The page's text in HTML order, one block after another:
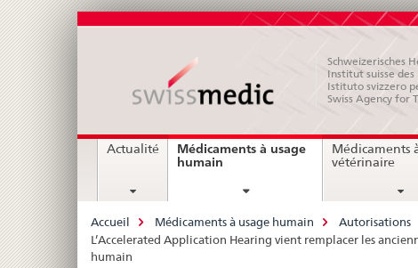
Schweizerisches
Institut suisse
Istituto svizzero
Swiss Agency for
Navigation
Actualité
Médicaments à usage
humain
Médicaments
vétérinaire
Breadcrumb
Accueil Médicaments à usage humain Autorisations
L’Accelerated Application Hearing vient remplacer les
humain